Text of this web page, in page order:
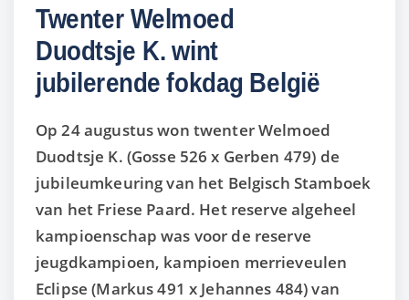
Twenter Welmoed
Duodtsje K. wint
jubilerende fokdag België
Op 24 augustus won twenter Welmoed
Duodtsje K. (Gosse 526 x Gerben 479) de
jubileumkeuring van het Belgisch Stamboek
van het Friese Paard. Het reserve algeheel
kampioenschap was voor de reserve
jeugdkampioen, kampioen merrieveulen
Eclipse (Markus 491 x Jehannes 484) van